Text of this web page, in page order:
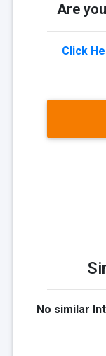
Are
Click
No similar